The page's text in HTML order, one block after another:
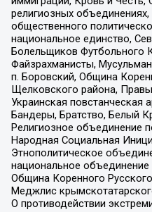
религиозных
общественного
национальное единство,
Болельщиков Футбольного
Файзрахманисты,
п. Боровский, Община
Щелковского района,
Украинская повстанческая
Бандеры, Братство, Белый
Религиозное объединение
Народная Социальная
Этнополитическое
национальное
Община Коренного
Меджлис
О противодействии